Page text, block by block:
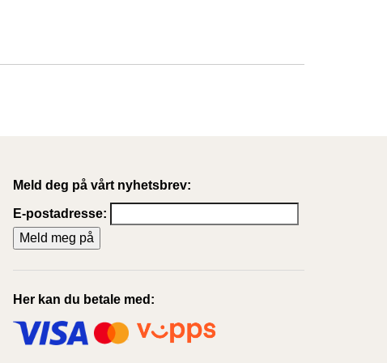
Meld deg på vårt nyhetsbrev:
E-postadresse:
Her kan du betale med: